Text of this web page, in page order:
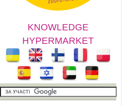
KNOWLEDGE
HYPERMARKET